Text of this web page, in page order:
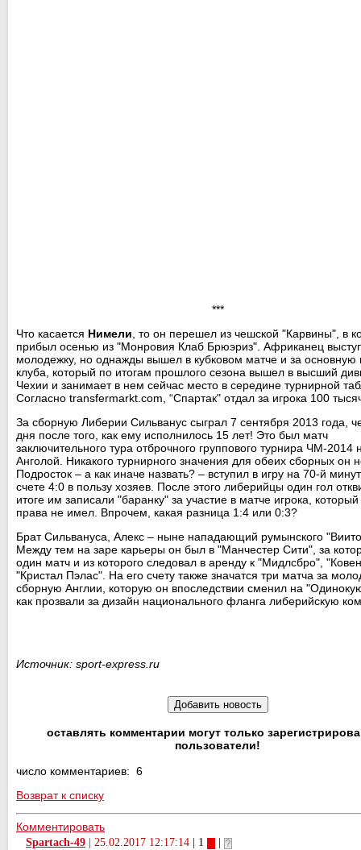
***
Что касается Нимели, то он перешел из чешской "Карвины", в
прибыл осенью из "Монровия Клаб Брюэриз". Африканец
молодежку, но однажды вышел в кубковом матче и за основную
клуба, который по итогам прошлого сезона вышел в высший
Чехии и занимает в нем сейчас место в середине турнирной
Согласно transfermarkt.сom, “Спартак" отдал за игрока 100
За сборную Либерии Сильванус сыграл 7 сентября 2013 года,
дня после того, как ему исполнилось 15 лет! Это был матч
заключительного тура отброчного группового турнира ЧМ-2014
Анголой. Никакого турнирного значения для обеих сборных он
Подросток – а как иначе назвать? – вступил в игру на 70-й
счете 4:0 в пользу хозяев. После этого либерийцы один гол
итоге им записали "баранку" за участие в матче игрока,
права не имел. Впрочем, какая разница 1:4 или 0:3?
Брат Сильвануса, Алекс – ныне нападающий румынского
Между тем на заре карьеры он был в "Манчестер Сити", за
один матч и из которого следовал в аренду к "Мидлсбро",
"Кристал Пэлас". На его счету также значатся три матча за
сборную Англии, которую он впоследствии сменил на
как прозвали за дизайн национального фланга либерийскую
Источник: sport-express.ru
оставлять комментарии могут только
пользователи!
число комментариев: 6
Возврат к списку
Комментировать
Spartach-49 25.02.2017 12:17:14 | 1